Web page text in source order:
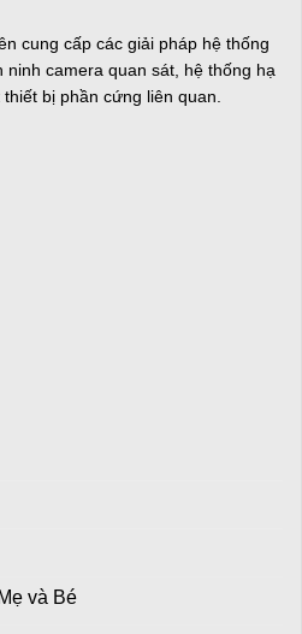
cung cấp các giải pháp hệ thống
camera quan sát, hệ thống hạ
bị phần cứng liên quan.
và Bé